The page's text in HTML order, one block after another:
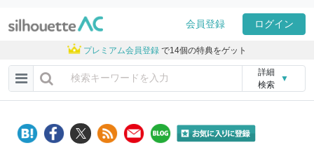
会員登録 ログイン
プレミアム会員登録 で14個の特典をゲット
詳細
検索
▼